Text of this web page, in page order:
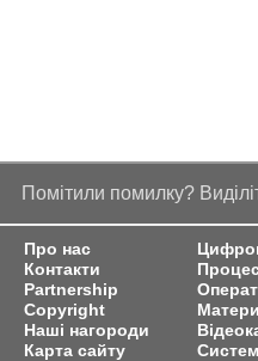
Помітили помилку?
Про нас
Контакти
Partnership
Copyright
Наші нагороди
Карта сайту